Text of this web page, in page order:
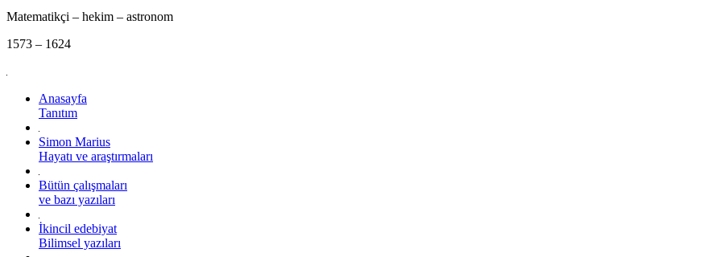
Matematikçi – hekim – astronom
1573 – 1624
Anasayfa
Tanıtım
Simon Marius
Hayatı ve araştırmaları
Bütün çalışmaları
ve bazı yazıları
İkincil edebiyat
Bilimsel yazıları